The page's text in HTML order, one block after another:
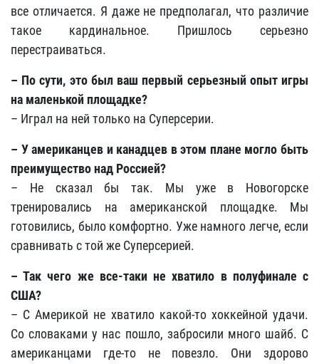
все отличается. Я даже не предполагал, что различие
такое кардинальное. Пришлось серьезно
перестраиваться.
– По сути, это был ваш первый серьезный опыт игры
на маленькой площадке?
– Играл на ней только на Суперсерии.
– У американцев и канадцев в этом плане могло быть
преимущество над Россией?
– Не сказал бы так. Мы уже в Новогорске
тренировались на американской площадке. Мы
готовились, было комфортно. Уже намного легче, если
сравнивать с той же Суперсерией.
– Так чего же все-таки не хватило в полуфинале с
США?
– С Америкой не хватило какой-то хоккейной удачи.
Со словаками у нас пошло, забросили много шайб. С
американцами где-то не повезло. Они здорово